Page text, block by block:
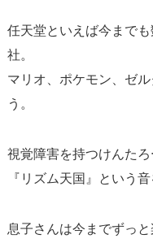
任天堂といえば今まで
社。
マリオ、ポケモン、ゼ
う。
視覚障害を持つけんた
『リズム天国』という
息子さんは今までずっ